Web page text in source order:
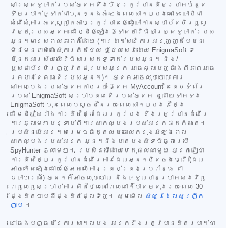
សាស្ត្រទូទាត់របស់អ្នកនឹងមិនត្រូវបានគិតប្រាក់ចំនួន
ទឹកប្រាក់ទូទាត់ជាមុនក្នុងអំឡុងពេលសាកល្បងនោះទេ ទោះបីជា
សំណើសុំការអនុញ្ញាតអាចត្រូវបានផ្ញើទៅកាន់ស្ថាប័នហិរញ្ញ
វត្ថុរបស់អ្នក ដើម្បីផ្ទៀងផ្ទាត់ថាវិធីសាស្ត្រទូទាត់របស់
អ្នកមានសុពលភាពក៏ដោយ (ការដាក់ស្នើការអនុញ្ញាតបែបនេះ
មិនមែនជាសំណើសុំការគិតថ្លៃ ឬថ្លៃសេវាដោយ EnigmaSoft ទេ
ប៉ុន្តែអាស្រ័យលើវិធីសាស្ត្រទូទាត់របស់អ្នក និង/
ឬស្ថាប័នហិរញ្ញវត្ថុរបស់អ្នក អាចឆ្លុះបញ្ចាំងពីភាពអាច
រកបាននៃគណនីរបស់អ្នក)។ អ្នកអាចលុបចោលការ
សាកល្បងរបស់អ្នកតាមរយៈផ្នែក MyAccount នៃគេហទំព័រ
របស់ EnigmaSoft សម្រាប់គណនីរបស់អ្នក ឬដោយទាក់ទង
EnigmaSoft មុនពេលបញ្ចប់នៃរយៈពេលសាកល្បង 7 ថ្ងៃ
ដើម្បីជៀសវាងការគិតថ្លៃដែលត្រូវបង់ និងត្រូវបានដំណើរ
ការភ្លាមៗបន្ទាប់ពីការសាកល្បងរបស់អ្នកផុតកំណត់។
ប្រសិនបើអ្នកសម្រេចចិត្តលុបចោលក្នុងអំឡុងពេល
សាកល្បងរបស់អ្នក អ្នកនឹងបាត់បង់សិទ្ធិចូលប្រើ
SpyHunter ភ្លាមៗ។ ប្រសិនបើដោយហេតុផលណាមួយ អ្នកជឿថា
ការគិតថ្លៃត្រូវបានដំណើរការដែលអ្នកមិនចង់ធ្វើ (ដែល
អាចកើតឡើងដោយផ្អែកលើការគ្រប់គ្រងប្រព័ន្ធ ជា
ឧទាហរណ៍) អ្នកក៏អាចលុបចោល និងទទួលបានប្រាក់សងវិញ
ពេញលេញសម្រាប់ការគិតថ្លៃនៅពេលណាក៏បានក្នុងរយៈពេល 30
ថ្ងៃគិតចាប់ពីថ្ងៃគិតថ្លៃទិញ។ សូមមើល សំណួរដែលសួរញឹក
ញាប់ ។
នៅចុងបញ្ចប់នៃការសាកល្បង អ្នកនឹងត្រូវបានគិតប្រាក់ជា